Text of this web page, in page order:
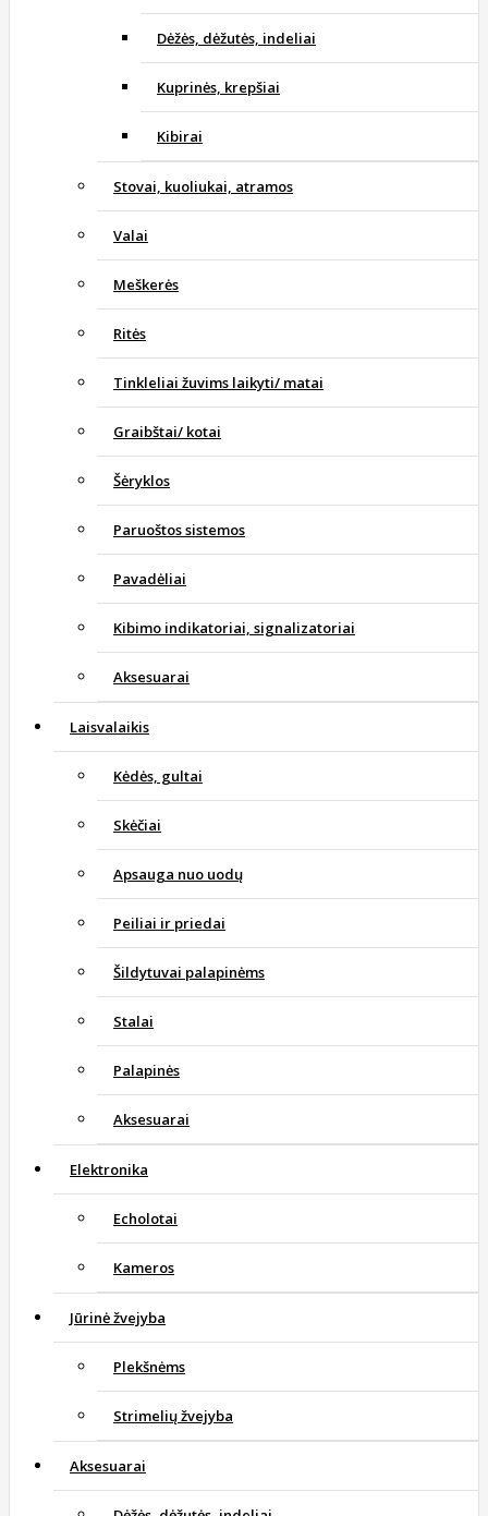
Dėžės, dėžutės, indeliai
Kuprinės, krepšiai
Kibirai
Stovai, kuoliukai, atramos
Valai
Meškerės
Ritės
Tinkleliai žuvims laikyti/ matai
Graibštai/ kotai
Šėryklos
Paruoštos sistemos
Pavadėliai
Kibimo indikatoriai, signalizatoriai
Aksesuarai
Laisvalaikis
Kėdės, gultai
Skėčiai
Apsauga nuo uodų
Peiliai ir priedai
Šildytuvai palapinėms
Stalai
Palapinės
Aksesuarai
Elektronika
Echolotai
Kameros
Jūrinė žvejyba
Plekšnėms
Strimelių žvejyba
Aksesuarai